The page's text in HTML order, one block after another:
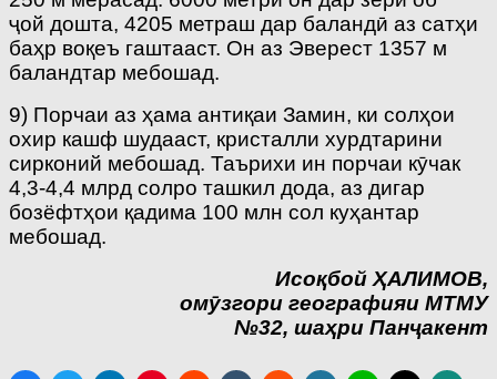
ҷой дошта, 4205 метраш дар баландӣ аз сатҳи
баҳр воқеъ гаштааст. Он аз Эверест 1357 м
баландтар мебошад.
9) Порчаи аз ҳама антиқаи Замин, ки солҳои
охир кашф шудааст, кристалли хурдтарини
сирконий мебошад. Таърихи ин порчаи кӯчак
4,3-4,4 млрд солро ташкил дода, аз дигар
бозёфтҳои қадима 100 млн сол куҳантар
мебошад.
Исоқбой ҲАЛИМОВ,
омӯзгори географияи МТМУ
№32, шаҳри Панҷакент